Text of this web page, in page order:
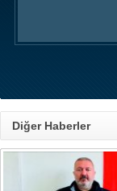
Diğer Haberler